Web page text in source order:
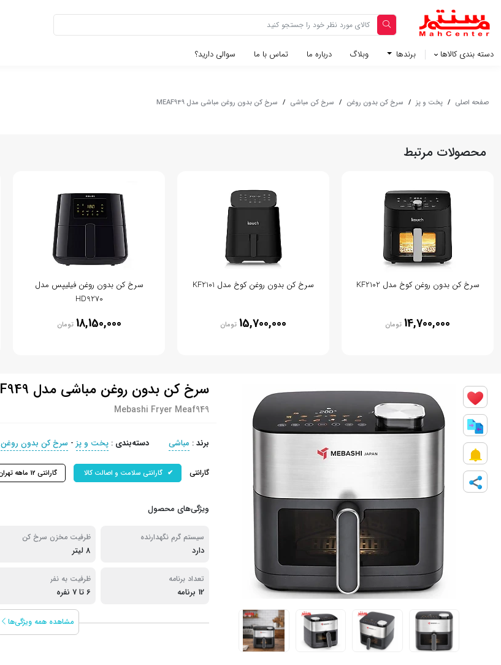
دسته بندی کالاها برندها وبلاگ‌ درباره ما تماس با ما سوالی دارید؟
صفحه اصلی / پخت و پز / سرخ کن بدون روغن / سرخ کن مباشی / سرخ کن بدون روغن مباشی مدل MEAF949
محصولات مرتبط
سرخ کن بدون روغن کوخ مدل KF2102
14,700,000 تومان
سرخ کن بدون روغن کوخ مدل KF2101
15,700,000 تومان
سرخ کن بدون روغن فیلیپس مدل
HD9270
18,150,000 تومان
سرخ کن بدون روغن مباشی مدل MEAF949
Mebashi Fryer Meaf949
برند: مباشی دسته‌بندی : پخت و پز - سرخ کن بدون روغن
گارانتی گارانتی سلامت و اصالت کالا گارانتی 12 ماهه تهران سرویس
ویژگی‌های محصول
سیستم گرم نگهدارنده
دارد
ظرفیت مخزن سرخ کن
8 لیتر
تعداد برنامه
12 برنامه
ظرفیت به نفر
6 تا 7 نفره
مشاهده همه ویژگی‌ها